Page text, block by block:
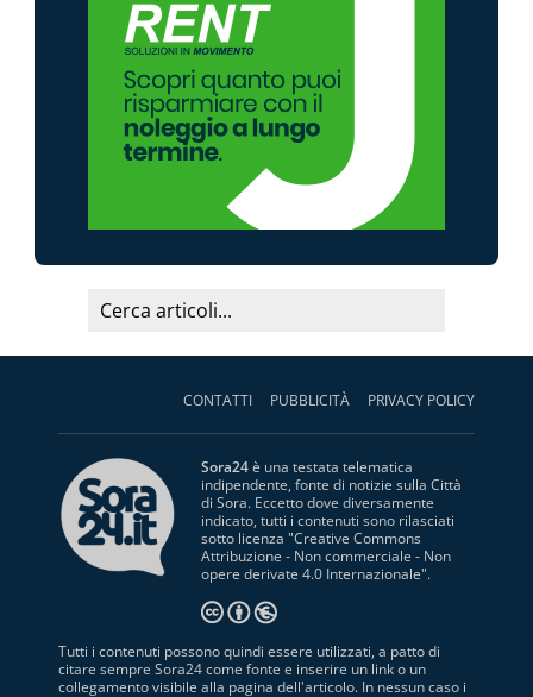
CONTATTI PUBBLICITÀ PRIVACY POLICY
Sora24è una testata telematica
indipendente, fonte di notizie sulla Città
di Sora. Eccetto dove diversamente
indicato, tutti i contenuti sono rilasciati
sotto licenza "Creative Commons
Attribuzione - Non commerciale - Non
opere derivate 4.0 Internazionale".
Tutti i contenuti possono quindi essere utilizzati, a patto di
citare sempre Sora24 come fonte e inserire un link o un
collegamento visibile alla pagina dell'articolo. In nessun caso i